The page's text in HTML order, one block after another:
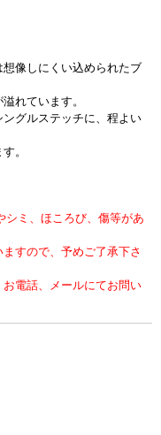
想像しにくい込められたブ
れています。
グルステッチに、 程よい
。
ミ、ほころび、傷等があ
すので、予めご了承下さ
電話、メールにてお問い